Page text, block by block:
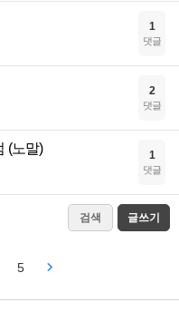
1
댓글
2
댓글
(노말) 1
댓글
검색 글쓰기
5